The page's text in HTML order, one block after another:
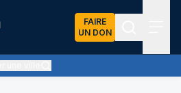
FAIRE
UN DON
- quasiment pas de nuages